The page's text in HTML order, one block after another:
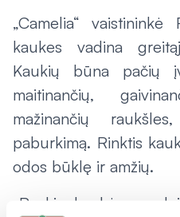
„Camelia“
kaukes vadina
Kaukių būna pačių
maitinančių,
mažinančių
paburkimą. Rinktis
odos būklę ir amžių.
„Paakių kaukės